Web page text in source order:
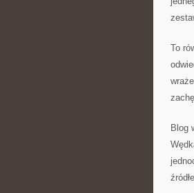
To
Blog